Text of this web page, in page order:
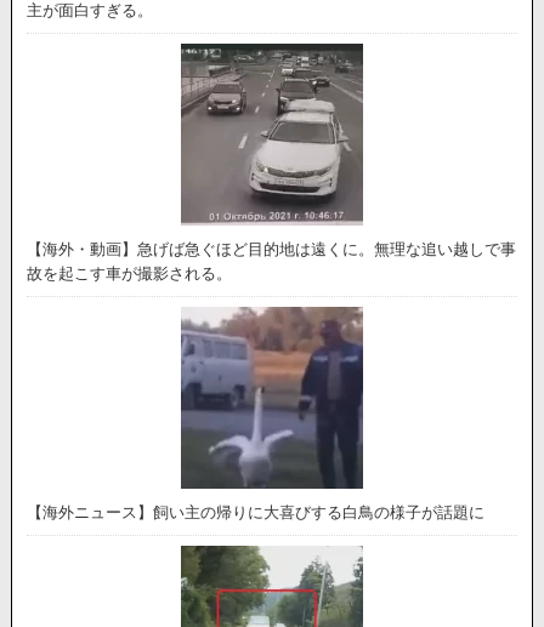
主が面白すぎる。
【海外・動画】急げば急ぐほど目的地は遠くに。無理な追い越しで事
故を起こす車が撮影される。
【海外ニュース】飼い主の帰りに大喜びする白鳥の様子が話題に